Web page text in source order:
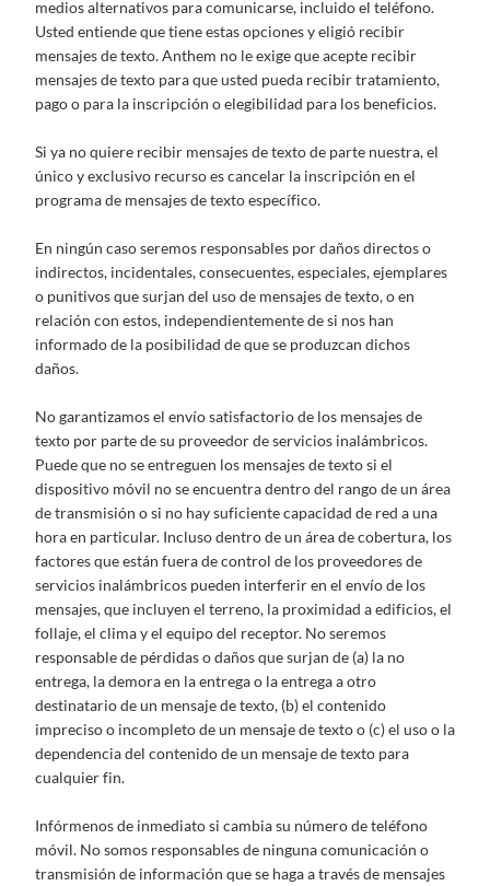
medios alternativos para comunicarse, incluido el teléfono.
Usted entiende que tiene estas opciones y eligió recibir
mensajes de texto. Anthem no le exige que acepte recibir
mensajes de texto para que usted pueda recibir tratamiento,
pago o para la inscripción o elegibilidad para los beneficios.
Si ya no quiere recibir mensajes de texto de parte nuestra, el
único y exclusivo recurso es cancelar la inscripción en el
programa de mensajes de texto específico.
En ningún caso seremos responsables por daños directos o
indirectos, incidentales, consecuentes, especiales, ejemplares
o punitivos que surjan del uso de mensajes de texto, o en
relación con estos, independientemente de si nos han
informado de la posibilidad de que se produzcan dichos
daños.
No garantizamos el envío satisfactorio de los mensajes de
texto por parte de su proveedor de servicios inalámbricos.
Puede que no se entreguen los mensajes de texto si el
dispositivo móvil no se encuentra dentro del rango de un área
de transmisión o si no hay suficiente capacidad de red a una
hora en particular. Incluso dentro de un área de cobertura, los
factores que están fuera de control de los proveedores de
servicios inalámbricos pueden interferir en el envío de los
mensajes, que incluyen el terreno, la proximidad a edificios, el
follaje, el clima y el equipo del receptor. No seremos
responsable de pérdidas o daños que surjan de (a) la no
entrega, la demora en la entrega o la entrega a otro
destinatario de un mensaje de texto, (b) el contenido
impreciso o incompleto de un mensaje de texto o (c) el uso o la
dependencia del contenido de un mensaje de texto para
cualquier fin.
Infórmenos de inmediato si cambia su número de teléfono
móvil. No somos responsables de ninguna comunicación o
transmisión de información que se haga a través de mensajes